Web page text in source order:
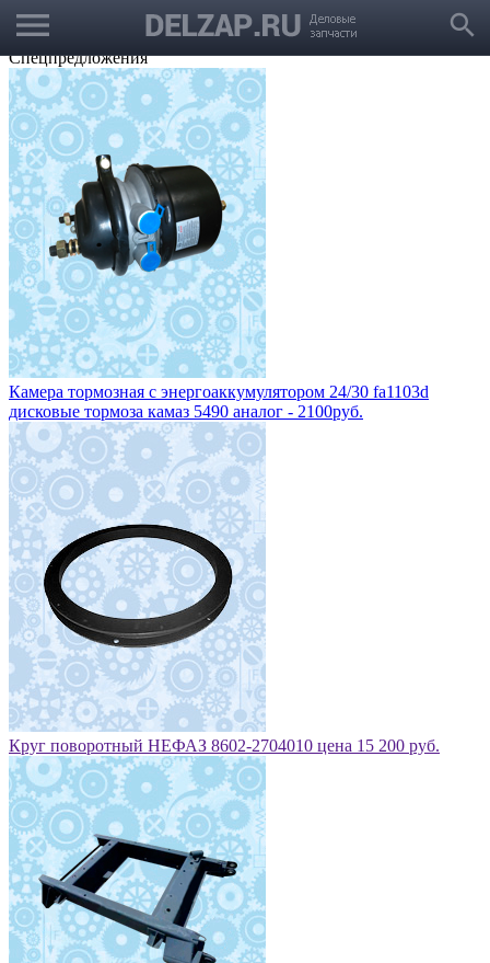
menu search
Выбрать город
Корзина
Заказать звонок
Спецпредложения
Камера тормозная с энергоаккумулятором 24/30 fa1103d
дисковые тормоза камаз 5490 аналог - 2100руб.
Круг поворотный НЕФАЗ 8602-2704010 цена 15 200 руб.